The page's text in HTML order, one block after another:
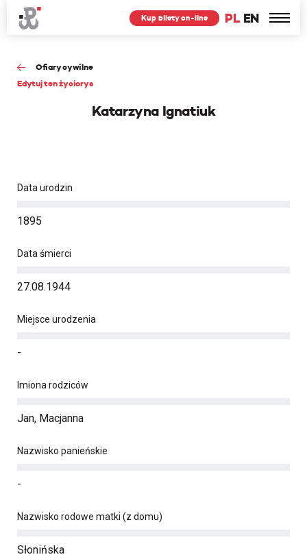
PL EN
Kup bilety on-line
Ofiary cywilne
Edytuj ten życiorys
Katarzyna Ignatiuk
Data urodzin
1895
Data śmierci
27.08.1944
Miejsce urodzenia
-
Imiona rodziców
Jan, Macjanna
Nazwisko panieńskie
-
Nazwisko rodowe matki (z domu)
Słonińska